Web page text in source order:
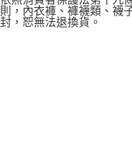
則，內衣褲、褲襪類、襪
封，恕無法退換貨。